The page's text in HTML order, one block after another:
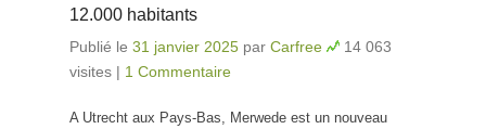
12.000 habitants
Publié le 31 janvier 2025 par Carfree
14 063
visites | 1 Commentaire
A Utrecht aux Pays-Bas, Merwede est un nouveau